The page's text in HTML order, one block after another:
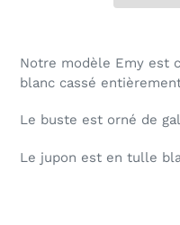
Notre modèle Emy est
blanc cassé
Le buste est orné de
Le jupon est en tulle